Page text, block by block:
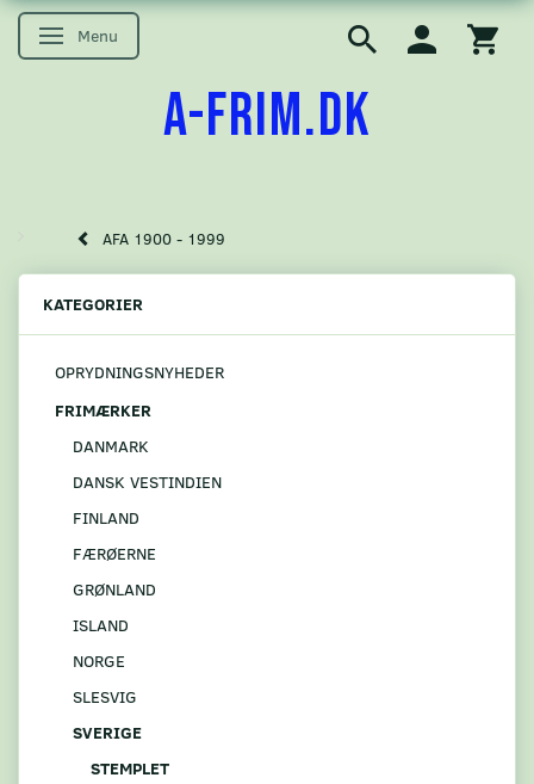
Skifte navigation
Menu
A-FRIM.DK
AFA 1900 - 1999
KATEGORIER
OPRYDNINGSNYHEDER
FRIMÆRKER
DANMARK
DANSK VESTINDIEN
FINLAND
FÆRØERNE
GRØNLAND
ISLAND
NORGE
SLESVIG
SVERIGE
STEMPLET